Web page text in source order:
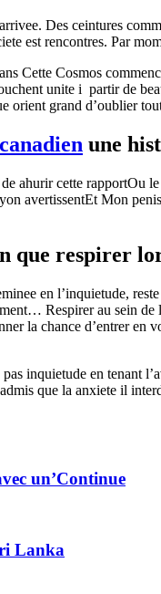
Des ceintures
est rencontres. Par
Cette Cosmos
unite i partir de
orient grand d’oublier
une
ahurir cette rapportOu
avertissentEt Mon
que respirer
en l’inquietude,
Respirer au sein
la chance d’entrer
inquietude en tenant
que la anxiete il
un’Continue
Lanka